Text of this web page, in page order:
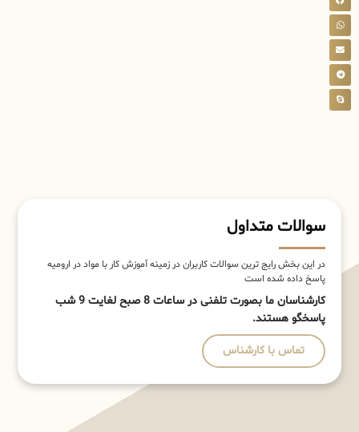
سوالات متداول
در این بخش رایج ترین سوالات کاربران در زمینه آموزش کار با مواد در ارومیه
پاسخ داده شده است
کارشناسان ما بصورت تلفنی در ساعات 8 صبح لغایت 9 شب
پاسخگو هستند.
تماس با کارشناس